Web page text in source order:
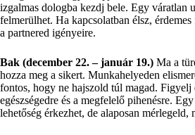
izgalmas dologba kezdj bele. Egy váratlan
felmerülhet. Ha kapcsolatban élsz,
a partnered igényeire.
Bak (december 22. – január 19.) Ma a
hozza meg a sikert. Munkahelyeden
fontos, hogy ne hajszold túl magad. Figyelj
egészségedre és a megfelelő pihenésre.
lehetőség érkezhet, de alaposan mérlegeld,